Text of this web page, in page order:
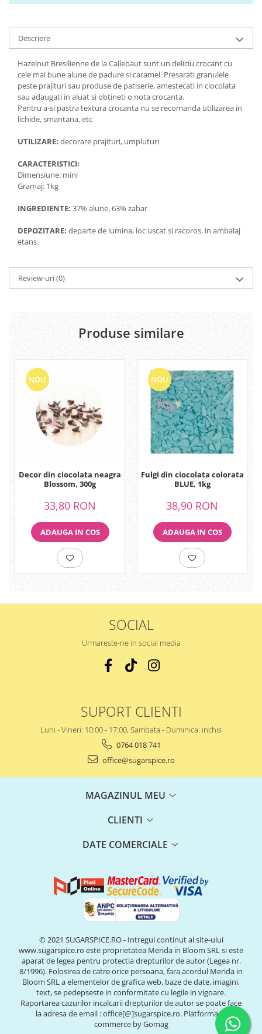
Descriere
Hazelnut Bresilienne de la Callebaut sunt un deliciu crocant cu
cele mai bune alune de padure si caramel. Presarati granulele
peste prajituri sau produse de patiserie, amestecati in ciocolata
sau adaugati in aluat si obtineti o nota crocanta.
Pentru a-si pastra textura crocanta nu se recomanda utilizarea in
lichide, smantana, etc
UTILIZARE: decorare prajituri, umpluturi
CARACTERISTICI:
Dimensiune: mini
Gramaj: 1kg
INGREDIENTE: 37% alune, 63% zahar
DEPOZITARE: departe de lumina, loc uscat si racoros, in ambalaj
etans.
Review-uri(0)
Produse similare
NOU
Decor din ciocolata neagra
Blossom, 300g
33,80 RON
ADAUGA IN COS
NOU
Fulgi din ciocolata colorata
BLUE, 1kg
38,90 RON
ADAUGA IN COS
SOCIAL
Urmareste-ne in social media
SUPORT CLIENTI
Luni - Vineri: 10:00 - 17:00, Sambata - Duminica: inchis
0764 018 741
office@sugarspice.ro
MAGAZINUL MEU
CLIENTI
DATE COMERCIALE
© 2021 SUGARSPICE.RO - Intregul continut al site-ului
www.sugarspice.ro este proprietatea Merida in Bloom SRL si este
aparat de legea pentru protectia drepturilor de autor (Legea nr.
8/1996). Folosirea de catre orice persoana, fara acordul Merida in
Bloom SRL a elementelor de grafica web, baze de date, imagini,
text, se pedepseste in conformitate cu legile in vigoare.
Raportarea cazurilor incalcarii drepturilor de autor se poate face
la adresa de email : office[@]sugarspice.ro. Platforma E-
commerce by Gomag